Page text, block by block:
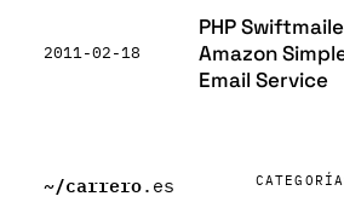
2011-02-18
PHP
Amazon
Email Service
~/carrero.es